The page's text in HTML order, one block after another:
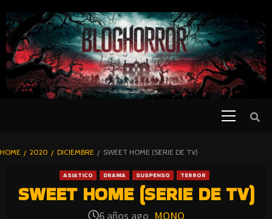
TO
CONTENT
BLOGHORROR
HOME 2020 DICIEMBRE SWEET HOME (SERIE DE TV)
ASIATICO DRAMA SUSPENSO TERROR
SWEET HOME (SERIE DE TV)
6 años ago MONO